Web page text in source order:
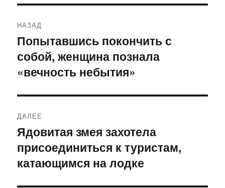
по
записям
НАЗАД
Предыдущая
запись:
Попытавшись покончить с
собой, женщина познала
«вечность небытия»
ДАЛЕЕ
Следующая
запись:
Ядовитая змея захотела
присоединиться к туристам,
катающимся на лодке